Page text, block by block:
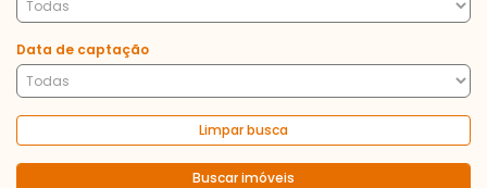
Data de captação
Limpar busca
Buscar imóveis